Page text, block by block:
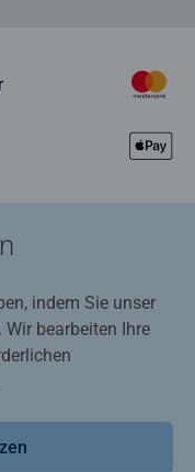
indem Sie unser
bearbeiten Ihre